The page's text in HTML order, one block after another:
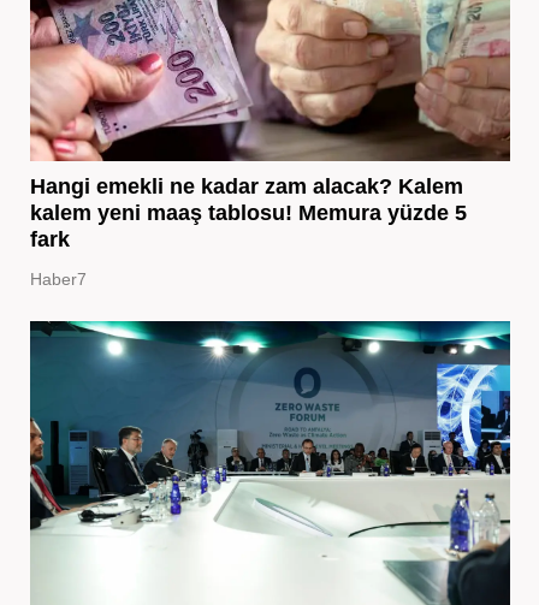
Hangi emekli ne kadar zam alacak? Kalem
kalem yeni maaş tablosu! Memura yüzde 5
fark
Haber7